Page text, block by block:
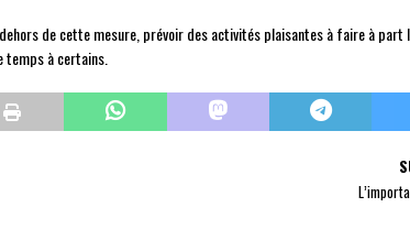
de cette mesure, prévoir des activités plaisantes à faire à part
temps à certains.